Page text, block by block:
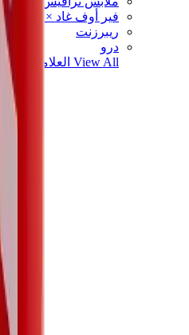
فير أوف غاد × إيسنشالز
ريبرزنت
درو
View All العلامات